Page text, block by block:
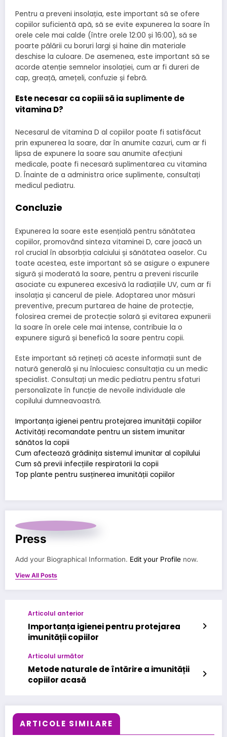
Pentru a preveni insolația, este important să se ofere
copiilor suficientă apă, să se evite expunerea la soare în
orele cele mai calde (între orele 12:00 și 16:00), să se
poarte pălării cu boruri largi și haine din materiale
deschise la culoare. De asemenea, este important să se
acorde atenție semnelor insolației, cum ar fi dureri de
cap, greață, amețeli, confuzie și febră.
Este necesar ca copiii să ia suplimente de
vitamina D?
Necesarul de vitamina D al copiilor poate fi satisfăcut
prin expunerea la soare, dar în anumite cazuri, cum ar fi
lipsa de expunere la soare sau anumite afecțiuni
medicale, poate fi necesară suplimentarea cu vitamina
D. Înainte de a administra orice suplimente, consultați
medicul pediatru.
Concluzie
Expunerea la soare este esențială pentru sănătatea
copiilor, promovând sinteza vitaminei D, care joacă un
rol crucial în absorbția calciului și sănătatea oaselor. Cu
toate acestea, este important să se asigure o expunere
sigură și moderată la soare, pentru a preveni riscurile
asociate cu expunerea excesivă la radiațiile UV, cum ar fi
insolația și cancerul de piele. Adoptarea unor măsuri
preventive, precum purtarea de haine de protecție,
folosirea cremei de protecție solară și evitarea expunerii
la soare în orele cele mai intense, contribuie la o
expunere sigură și benefică la soare pentru copii.
Este important să rețineți că aceste informații sunt de
natură generală și nu înlocuiesc consultația cu un medic
specialist. Consultați un medic pediatru pentru sfaturi
personalizate în funcție de nevoile individuale ale
copilului dumneavoastră.
Importanța igienei pentru protejarea imunității copiilor
Activități recomandate pentru un sistem imunitar
sănătos la copii
Cum afectează grădinița sistemul imunitar al copilului
Cum să previi infecțiile respiratorii la copii
Top plante pentru susținerea imunității copiilor
Press
Add your Biographical Information. Edit your Profile now.
View All Posts
Articolul anterior
Importanța igienei pentru protejarea
imunității copiilor
Articolul următor
Metode naturale de întărire a imunității
copiilor acasă
ARTICOLE SIMILARE